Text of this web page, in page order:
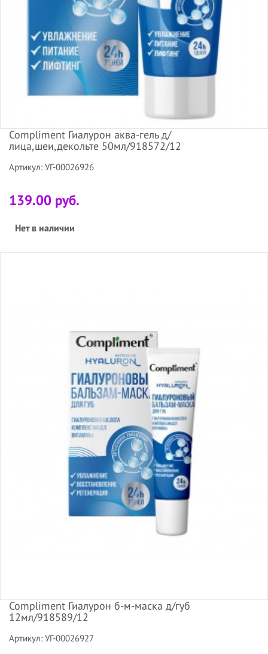
Compliment Гиалурон аква-гель д/
лица,шеи,декольте 50мл/918572/12
Артикул: УГ-00026926
139.00 руб.
Нет в наличии
Compliment Гиалурон б-м-маска д/губ
12мл/918589/12
Артикул: УГ-00026927